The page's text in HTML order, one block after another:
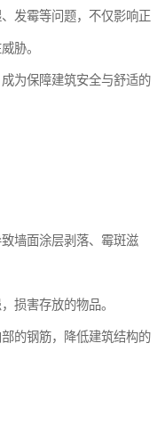
发霉等问题，不仅影响正
胁。
为保障建筑安全与舒适的
墙面涂层剥落、霉斑滋
损害存放的物品。
的钢筋，降低建筑结构的